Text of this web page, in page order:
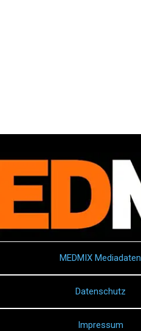
MEDMIX Mediadaten
Datenschutz
Impressum